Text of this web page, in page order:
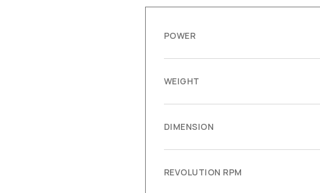
POWER
WEIGHT
DIMENSION
REVOLUTION RPM